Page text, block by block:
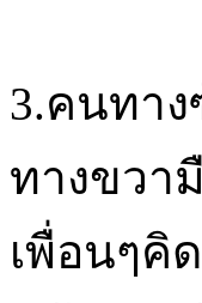
3.คนทา
ทางขวา
เพื่อนๆคิ